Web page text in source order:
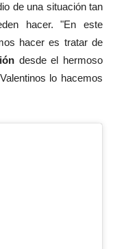
de una situación tan
hacer. "En este
hacer es tratar de
desde el hermoso
lo hacemos